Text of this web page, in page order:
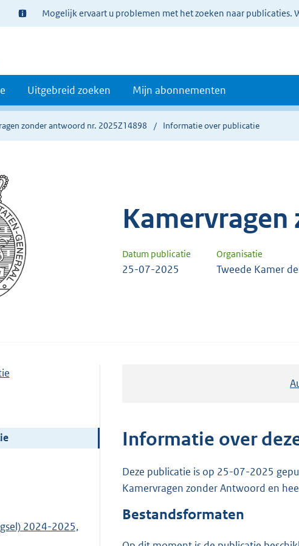
Ter
informatie:
Mogelijk ervaart u problemen met het zoeken naar publicaties.
Uitgebreid zoeken Mijn abonnementen
zonder antwoord nr. 2025Z14898 Informatie over publicatie
Datum publicatie Organisatie
25-07-2025 Tweede Kamer
2024-2025,
Informatie over
Deze publicatie is op 25-07-2025
Kamervragen zonder Antwoord en
Bestandsformaten